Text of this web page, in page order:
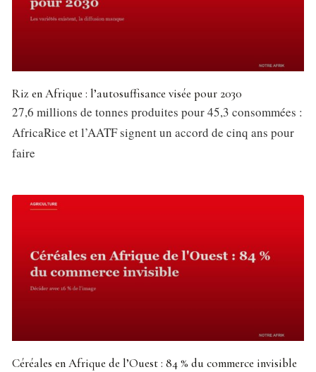
Riz en Afrique : l’autosuffisance visée pour 2030
27,6 millions de tonnes produites pour 45,3 consommées :
AfricaRice et l’AATF signent un accord de cinq ans pour
faire
Céréales en Afrique de l’Ouest : 84 % du commerce invisible